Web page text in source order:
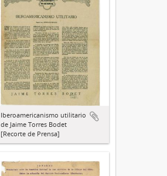
Iberoamericanismo utilitario
de Jaime Torres Bodet
[Recorte de Prensa]